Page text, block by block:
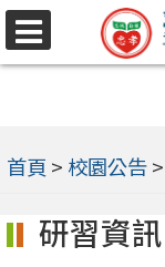
跳
至
內
選
首頁 > 校園公告>
研習資訊